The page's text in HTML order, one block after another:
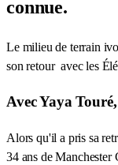
connue.
Le milieu de terrain
son retour avec les
Avec Yaya
Alors qu'il a pris sa
34 ans de Manchester